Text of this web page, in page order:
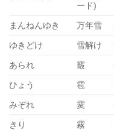
ード)
まんねんゆき 万年雪
ゆきどけ 雪解け
あられ 霰
ひょう 雹
みぞれ 霙
きり 霧